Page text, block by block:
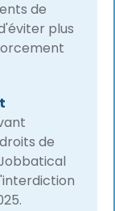
de
plus
de